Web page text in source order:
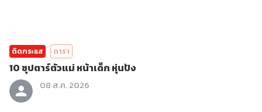
ติดกระแส ดารา
10 ซุปตาร์ตัวแม่ หน้าเด็ก หุ่นปัง
08 ส.ค. 2026